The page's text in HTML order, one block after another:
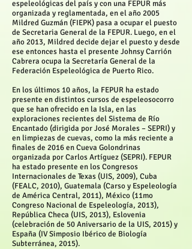
espeleológicas del país y con una FEPUR más
organizada y reglamentada, en el año 2005
Mildred Guzmán (FIEPK) pasa a ocupar el puesto
de Secretaria General de la FEPUR. Luego, en el
año 2013, Mildred decide dejar el puesto y desde
ese entonces hasta el presente Johnsy Carrión
Cabrera ocupa la Secretaría General de la
Federación Espeleológica de Puerto Rico.
En los últimos 10 años, la FEPUR ha estado
presente en distintos cursos de espeleosocorro
que se han ofrecido en la Isla, en las
exploraciones recientes del Sistema de Río
Encantado (dirigida por José Morales – SEPRI) y
en limpiezas de cuevas, como la más reciente a
finales de 2016 en Cueva Golondrinas
organizada por Carlos Artíguez (SEPRI). FEPUR
ha estado presente en los Congresos
Internacionales de Texas (UIS, 2009), Cuba
(FEALC, 2010), Guatemala (Carso y Espeleología
de América Central, 2011), México (11mo
Congreso Nacional de Espeleología, 2013),
República Checa (UIS, 2013), Eslovenia
(celebración de 50 Aniversario de la UIS, 2015) y
España (IV Simposio Ibérico de Biología
Subterránea, 2015).